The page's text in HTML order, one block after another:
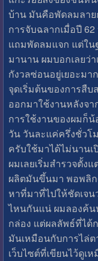
บ้าน มันคือพัดลมลา
การจับฉลากเมื่อปี
แถมพัดลมแจก แต่ใ
มานาน ผมบอกเลยว่
กังวลซ่อนอยู่เยอะมา
จุดเริ่มต้นของการสื
ออกมาใช้งานหลังจ
การใช้งานของผมก็
วัน วันละแค่ครึ่งชั่วโ
ครับใช้มาได้ไม่นาน
ผมเลยเริ่มสำรวจตั้ง
ผลิตมันขึ้นมา พอพลิก
หาที่มาที่ไปให้ชัดเจ
ไหนกันแน่ ผมลองค้น
กล่อง แต่ผลลัพธ์ที่ได้
มันเหมือนกับการไล่
เว็บไซต์ที่เขียนไว้ดูเ